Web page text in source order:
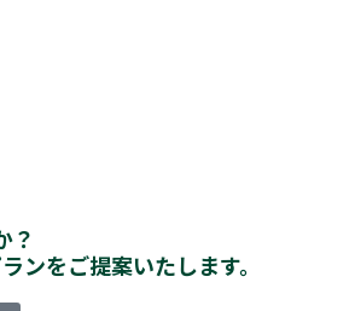
？
ンをご提案いたします。